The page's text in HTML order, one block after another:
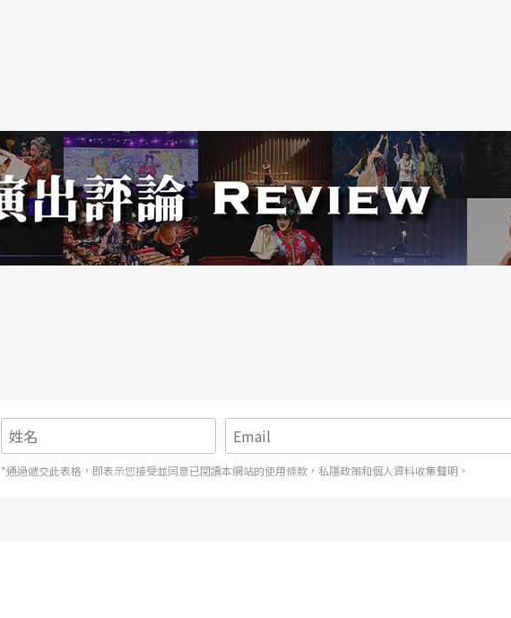
小鳥。
跟她說：「鳥會下蛋，對吧？如果牠們太在乎
了。給我多幾顆蛋吧，我不在乎牠們是不是可
*通過遞交此表格，即表示您接受並同意已閱讀本網站的使用條款，私隱政策和個人資料收集聲明。